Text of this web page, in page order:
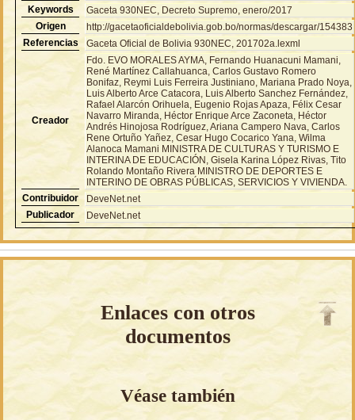
Keywords
Gaceta 930NEC, Decreto Supremo, enero/2017
Origen
http://gacetaoficialdebolivia.gob.bo/normas/descargar/154383
Referencias
Gaceta Oficial de Bolivia 930NEC, 201702a.lexml
Creador
Fdo. EVO MORALES AYMA, Fernando Huanacuni Mamani,
René Martínez Callahuanca, Carlos Gustavo Romero
Bonifaz, Reymi Luis Ferreira Justiniano, Mariana Prado Noya,
Luis Alberto Arce Catacora, Luis Alberto Sanchez Fernández,
Rafael Alarcón Orihuela, Eugenio Rojas Apaza, Félix Cesar
Navarro Miranda, Héctor Enrique Arce Zaconeta, Héctor
Andrés Hinojosa Rodríguez, Ariana Campero Nava, Carlos
Rene Ortuño Yañez, Cesar Hugo Cocarico Yana, Wilma
Alanoca Mamani MINISTRA DE CULTURAS Y TURISMO E
INTERINA DE EDUCACIÓN, Gisela Karina López Rivas, Tito
Rolando Montaño Rivera MINISTRO DE DEPORTES E
INTERINO DE OBRAS PÚBLICAS, SERVICIOS Y VIVIENDA.
Contribuidor
DeveNet.net
Publicador
DeveNet.net
Enlaces con otros
documentos
Véase también